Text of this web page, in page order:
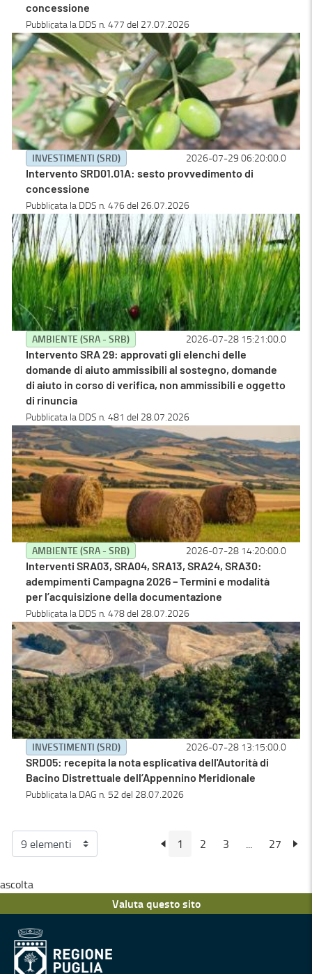
concessione
Pubblicata la DDS n. 477 del 27.07.2026
INVESTIMENTI (SRD) 2026-07-29 06:20:00.0
Intervento SRD01.01A: sesto provvedimento di
concessione
Pubblicata la DDS n. 476 del 26.07.2026
AMBIENTE (SRA - SRB) 2026-07-28 15:21:00.0
Intervento SRA 29: approvati gli elenchi delle
domande di aiuto ammissibili al sostegno, domande
di aiuto in corso di verifica, non ammissibili e oggetto
di rinuncia
Pubblicata la DDS n. 481 del 28.07.2026
AMBIENTE (SRA - SRB) 2026-07-28 14:20:00.0
Interventi SRA03, SRA04, SRA13, SRA24, SRA30:
adempimenti Campagna 2026 – Termini e modalità
per l’acquisizione della documentazione
Pubblicata la DDS n. 478 del 28.07.2026
INVESTIMENTI (SRD) 2026-07-28 13:15:00.0
SRD05: recepita la nota esplicativa dell'Autorità di
Bacino Distrettuale dell’Appennino Meridionale
Pubblicata la DAG n. 52 del 28.07.2026
1 2 3 ... 27
ascolta
Valuta questo sito